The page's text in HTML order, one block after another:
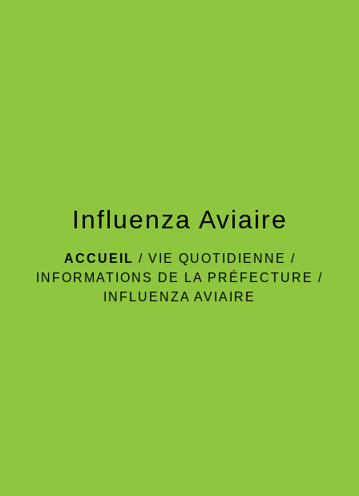
Influenza Aviaire
ACCUEIL / VIE QUOTIDIENNE /
INFORMATIONS DE LA PRÉFECTURE /
INFLUENZA AVIAIRE